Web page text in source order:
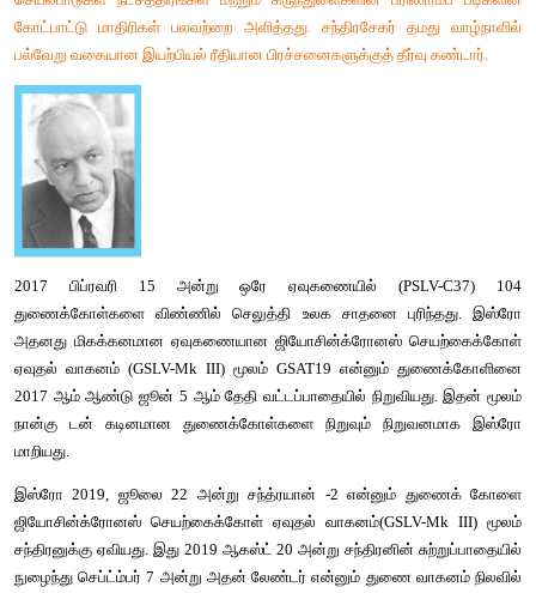
GSLV-D5 ன் உதவியுடன் GSAT-14 ஐ நிறுவியது
இஸ்ரோ 2008, அக்டோபர் 22 அன்று சந்த்ரயான் -1 என்னும்
துணைக் கோளை ஏவியது. 2013 நவம்பர் 5 ஆம் தேதி
சுற்றும் மங்கள்யான் என்னும் துணைக்கோளையும் ஏவியது. இது
24 அன்று செவ்வாயின் சுற்றுப்பாதையில் நுழைந்து முதல்
செவ்வாயை அடைந்த நாடு என்னும் பெருமையை
சுற்றுப்பாதையைத் தொடும் உலகின் நான்காவது விண்வெளி
ஆசியாவின் முதல் விண்வெளி நிறுவனம் என்னும் பெயரையும்
பெற்றுத் தந்தது. 2016 ஜூன் 18 அன்று இஸ்ரோ ஒரே
துணைக்கோள்களை விண்ணிற்கு அனுப்பி சாதனை படைத்தது.
சுப்ரமணியன் சந்திரசேகர் (19 அக்டோபர் 1910 - 21 ஆகஸ்ட்
அமெரிக்க விண்வெளி இயற்பியலாளர் ஆவார்.
இயற்பியலுக்கான நோபல் பரிசு இவருக்கும் வில்லியம் ஏ
பகிர்ந்து வழங்கப்பட்டது. இவரது விண்மீன் பரிணாம வளர்ச்சியின்
செயல்பாடுகள் நட்சத்திரங்கள் மற்றும் கருந்துளைகளின்
கோட்பாட்டு மாதிரிகள் பலவற்றை அளித்தது. சந்திரசேகர்